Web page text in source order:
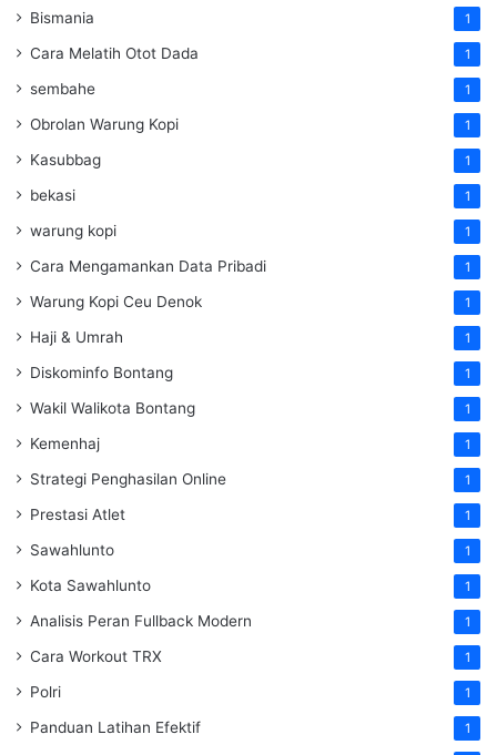
Bismania 1
Cara Melatih Otot Dada 1
sembahe 1
Obrolan Warung Kopi 1
Kasubbag 1
bekasi 1
warung kopi 1
Cara Mengamankan Data Pribadi 1
Warung Kopi Ceu Denok 1
Haji & Umrah 1
Diskominfo Bontang 1
Wakil Walikota Bontang 1
Kemenhaj 1
Strategi Penghasilan Online 1
Prestasi Atlet 1
Sawahlunto 1
Kota Sawahlunto 1
Analisis Peran Fullback Modern 1
Cara Workout TRX 1
Polri 1
Panduan Latihan Efektif 1